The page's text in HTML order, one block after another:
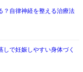
？自律神経を整える治療法
しで妊娠しやすい身体づく